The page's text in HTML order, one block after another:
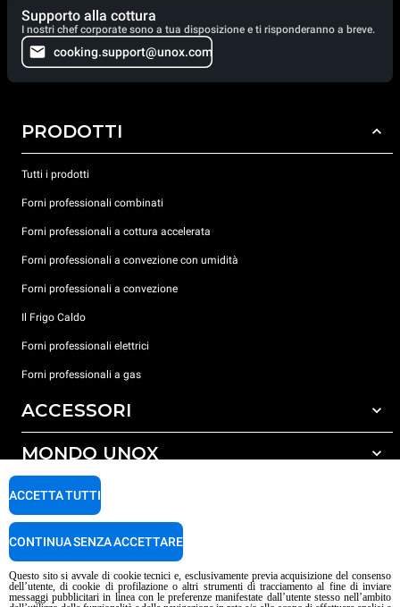
Supporto alla cottura
I nostri chef corporate sono a tua disposizione e ti risponderanno a breve.
cooking.support@unox.com
PRODOTTI
Tutti i prodotti
Forni professionali combinati
Forni professionali a cottura accelerata
Forni professionali a convezione con umidità
Forni professionali a convezione
Il Frigo Caldo
Forni professionali elettrici
Forni professionali a gas
ACCESSORI
Tutti gli accessori
Detergenti per lavaggio automatico
Detergenti per lavaggio manuale
Trattamento acqua con filtro a resine
MONDO UNOX
Le nostre sedi nel mondo
SUPPORTO
Garanzia Unox
Trova Centri Service
Questo sito si avvale di cookie tecnici e, esclusivamente previa acquisizione del consenso
dell’utente, di cookie di profilazione o altri strumenti di tracciamento al fine di inviare
messaggi pubblicitari in linea con le preferenze manifestate dall’utente stesso nell’ambito
ACCETTA TUTTI
CONTINUA SENZA ACCETTARE